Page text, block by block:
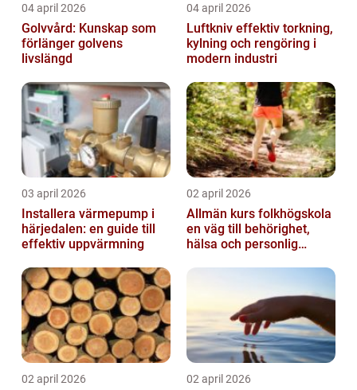
04 april 2026
Golvvård: Kunskap som
förlänger golvens
livslängd
04 april 2026
Luftkniv effektiv torkning,
kylning och rengöring i
modern industri
03 april 2026
Installera värmepump i
härjedalen: en guide till
effektiv uppvärmning
02 april 2026
Allmän kurs folkhögskola
en väg till behörighet,
hälsa och personlig
02 april 2026 02 april 2026